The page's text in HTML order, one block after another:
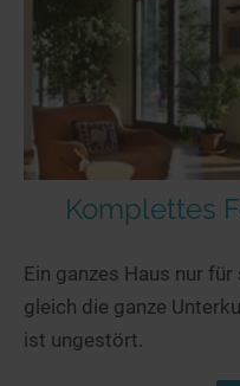
Komplettes
Ein ganzes Haus nur
gleich die ganze
ist ungestört.